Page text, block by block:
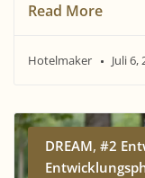
Read More
Hotelmaker Juli 6,
DREAM,#2